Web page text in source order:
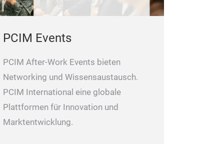
PCIM Events
PCIM After-Work Events bieten
Networking und Wissensaustausch.
PCIM International eine globale
Plattformen für Innovation und
Marktentwicklung.